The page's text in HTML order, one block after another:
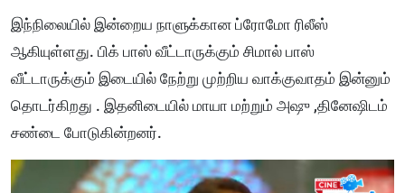
இந்நிலையில் இன்றைய நாளுக்கான ப்ரோமோ ரிலீஸ்
ஆகியுள்ளது. பிக் பாஸ் வீட்டாருக்கும் சிமால் பாஸ்
வீட்டாருக்கும் இடையில் நேற்று முற்றிய வாக்குவாதம் இன்னும்
தொடர்கிறது . இதனிடையில் மாயா மற்றும் அஷு ,தினேஷிடம்
சண்டை போடுகின்றனர்.